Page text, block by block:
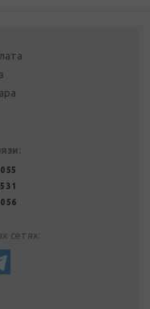
55
31
56
сетях: